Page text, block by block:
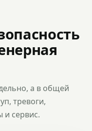
а в общей
тревоги,
и сервис.